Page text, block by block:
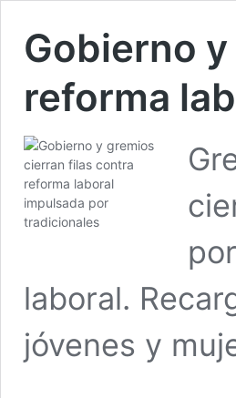
Gobierno
reforma
laboral.
jóvenes y